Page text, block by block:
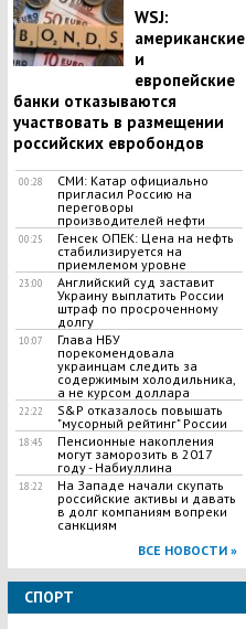
WSJ:
американские
и
европейские
банки отказываются
участвовать в размещении
российских евробондов
00:28
СМИ: Катар официально
пригласил Россию на
переговоры
производителей нефти
00:25
Генсек ОПЕК: Цена на нефть
стабилизируется на
приемлемом уровне
23:00
Английский суд заставит
Украину выплатить России
штраф по просроченному
долгу
10:07
Глава НБУ
порекомендовала
украинцам следить за
содержимым холодильника,
а не курсом доллара
22:22
S&P отказалось повышать
"мусорный рейтинг" России
18:45
Пенсионные накопления
могут заморозить в 2017
году - Набиуллина
18:22
На Западе начали скупать
российские активы и давать
в долг компаниям вопреки
санкциям
ВСЕ НОВОСТИ »
СПОРТ